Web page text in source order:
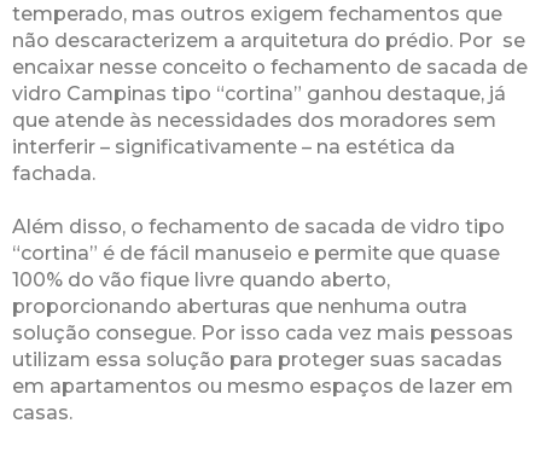
temperado, mas outros exigem fechamentos que
não descaracterizem a arquitetura do prédio. Por se
encaixar nesse conceito o fechamento de sacada de
vidro Campinas tipo “cortina” ganhou destaque, já
que atende às necessidades dos moradores sem
interferir – significativamente – na estética da
fachada.
Além disso, o fechamento de sacada de vidro tipo
“cortina” é de fácil manuseio e permite que quase
100% do vão fique livre quando aberto,
proporcionando aberturas que nenhuma outra
solução consegue. Por isso cada vez mais pessoas
utilizam essa solução para proteger suas sacadas
em apartamentos ou mesmo espaços de lazer em
casas.